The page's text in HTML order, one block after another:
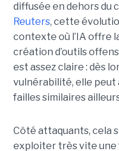
diffusée en dehors du
Reuters, cette
contexte où l’IA offre
création d’outils
est assez claire : dès
vulnérabilité, elle peut
failles similaires
Côté attaquants, cela
exploiter très vite une